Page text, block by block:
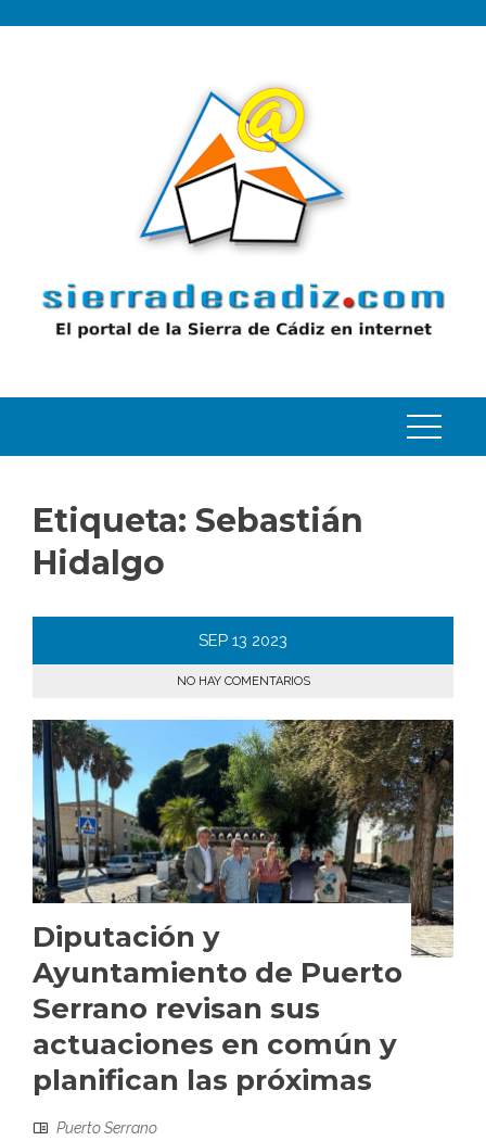
Etiqueta: Sebastián
Hidalgo
SEP 13 2023
NO HAY COMENTARIOS
Diputación y
Ayuntamiento de Puerto
Serrano revisan sus
actuaciones en común y
planifican las próximas
Puerto Serrano